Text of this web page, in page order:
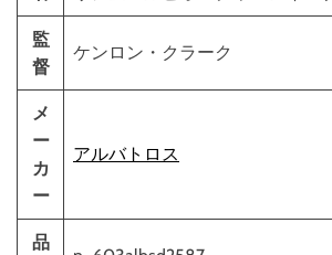
監
督
ケンロン・クラーク
メ
ー
カ
ー
アルバトロス
品